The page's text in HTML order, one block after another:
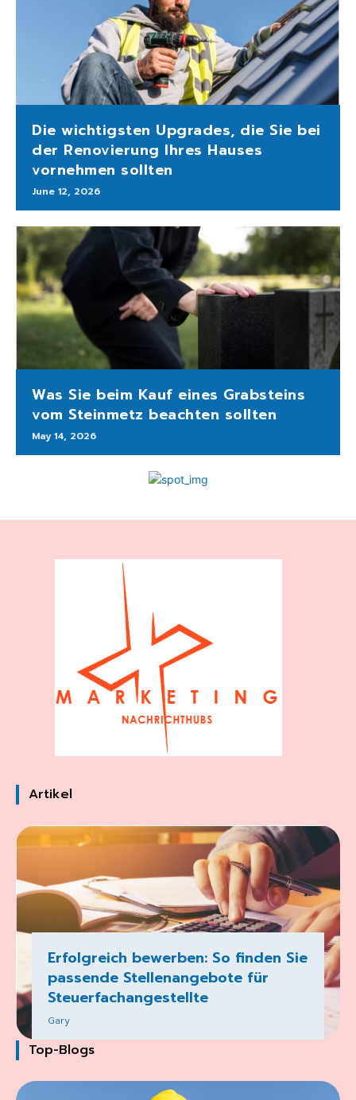
Die wichtigsten Upgrades, die Sie bei
der Renovierung Ihres Hauses
vornehmen sollten
June 12, 2026
Was Sie beim Kauf eines Grabsteins
vom Steinmetz beachten sollten
May 14, 2026
Artikel
Erfolgreich bewerben: So finden Sie
passende Stellenangebote für
Steuerfachangestellte
Gary
Top-Blogs